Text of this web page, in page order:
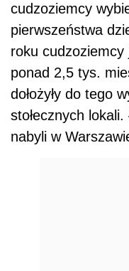
cudzoziemcy
pierwszeństwa
roku
ponad 2,5 tys.
dołożyły do tego
stołecznych
nabyli w